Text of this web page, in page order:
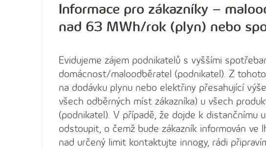
Informace pro zákazníky –
nad 63 MWh/rok (plyn) nebo
Evidujeme zájem podnikatelů s vyššími
domácnost/maloodběratel (podnikatel). Z
na dodávku plynu nebo elektřiny přesahující
všech odběrných míst zákazníka) u všech
(podnikatel). V případě, že dojde k distančnímu
odstoupit, o čemž bude zákazník informován
nad určený limit kontaktujte innogy, rádi